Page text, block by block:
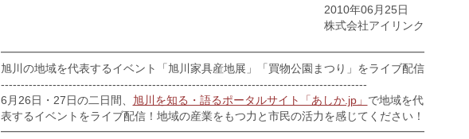
2010年06月25日
株式会社アイリンク
━━━━━━━━━━━━━━━━━━━━━━━━━━━━━━━━━━━━━━
旭川の地域を代表するイベント「旭川家具産地展」「買物公園まつり」をライブ配信
--------------------------------------------------------------------------------------------
6月26日・27日の二日間、 旭川を知る・語るポータルサイト「あしか.jp」 で地域を代
表するイベントをライブ配信！地域の産業をもつ力と市民の活力を感じてください！
━━━━━━━━━━━━━━━━━━━━━━━━━━━━━━━━━━━━━━